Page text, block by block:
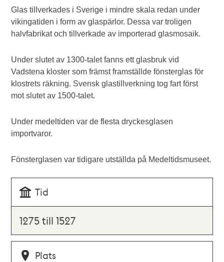
Glas tillverkades i Sverige i mindre skala redan under
vikingatiden i form av glaspärlor. Dessa var troligen
halvfabrikat och tillverkade av importerad glasmosaik.
Under slutet av 1300-talet fanns ett glasbruk vid
Vadstena kloster som främst framställde fönsterglas för
klostrets räkning. Svensk glastillverkning tog fart först
mot slutet av 1500-talet.
Under medeltiden var de flesta dryckesglasen
importvaror.
Fönsterglasen var tidigare utställda på Medeltidsmuseet.
Tid
1275 till 1527
Plats